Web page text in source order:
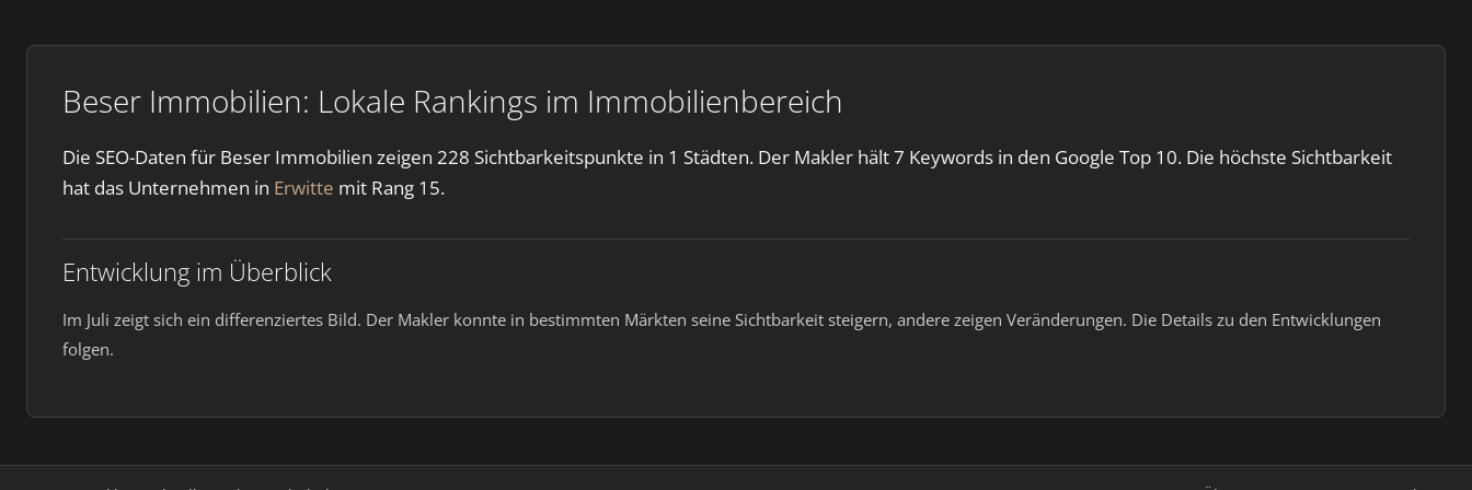
Beser Immobilien: Lokale Rankings im Immobilienbereich
Die SEO-Daten für Beser Immobilien zeigen 228 Sichtbarkeitspunkte in 1 Städten. Der Makler hält 7 Keywords in den Google Top 10. Die höchste Sichtbarkeit
hat das Unternehmen in Erwitte mit Rang 15.
Entwicklung im Überblick
Im Juli zeigt sich ein differenziertes Bild. Der Makler konnte in bestimmten Märkten seine Sichtbarkeit steigern, andere zeigen Veränderungen. Die Details zu den Entwicklungen
folgen.